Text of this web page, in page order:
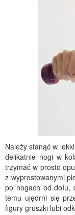
Należy stanąć w
delikatnie nogi w
trzymać w prosto
z wyprostowanymi
po nogach od dołu,
temu ujędrni się
figury gruszki lubi